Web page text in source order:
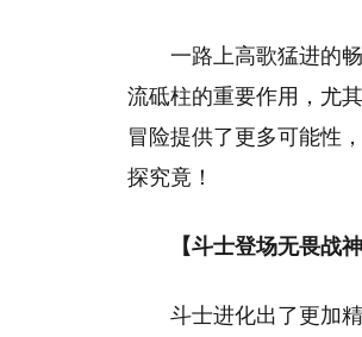
一路上高歌猛进的
流砥柱的重要作用，尤
冒险提供了更多可能性
探究竟！
【斗士登场无畏战
斗士进化出了更加